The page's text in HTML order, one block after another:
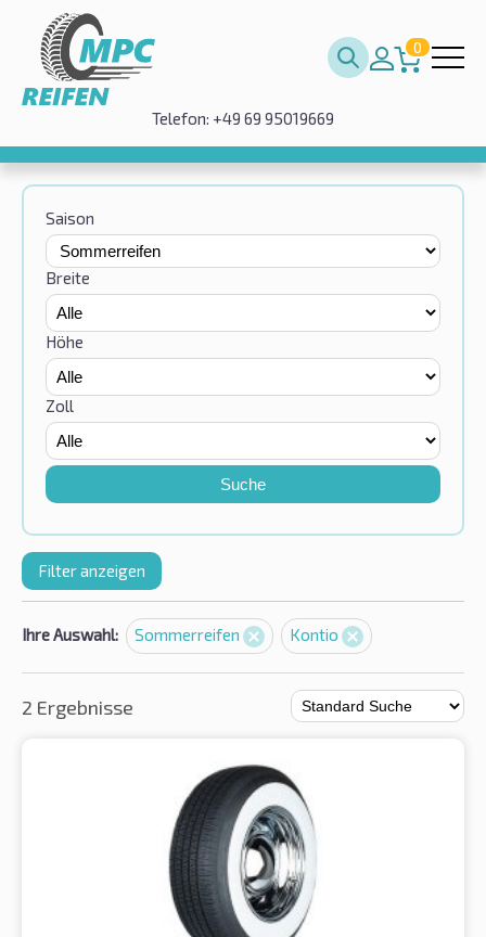
0
Telefon: +49 69 95019669
Saison
Breite
Höhe
Zoll
Suche
Filter anzeigen
Ihre Auswahl: Sommerreifen Kontio
2 Ergebnisse